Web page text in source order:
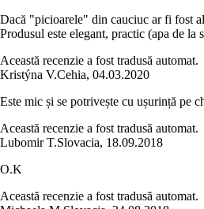
Dacă "picioarele" din cauciuc ar fi fost
Produsul este elegant, practic (apa de la
Această recenzie a fost tradusă automat.
Kristýna V.Cehia, 04.03.2020
Este mic și se potrivește cu ușurință pe
Această recenzie a fost tradusă automat.
Lubomir T.Slovacia, 18.09.2018
O.K
Această recenzie a fost tradusă automat.